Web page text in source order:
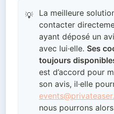
💡
La meilleure
contacter
ayant déposé un
avec lui·elle. Ses
toujours
est d’accord pour
son avis, il·elle
nous pourrons